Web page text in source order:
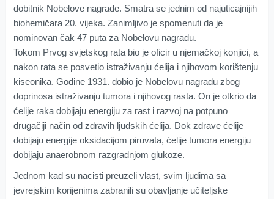
dobitnik Nobelove nagrade. Smatra se jednim od najuticajnijih
biohemičara 20. vijeka. Zanimljivo je spomenuti da je
nominovan čak 47 puta za Nobelovu nagradu.
Tokom Prvog svjetskog rata bio je oficir u njemačkoj konjici, a
nakon rata se posvetio istraživanju ćelija i njihovom korištenju
kiseonika. Godine 1931. dobio je Nobelovu nagradu zbog
doprinosa istraživanju tumora i njihovog rasta. On je otkrio da
ćelije raka dobijaju energiju za rast i razvoj na potpuno
drugačiji način od zdravih ljudskih ćelija. Dok zdrave ćelije
dobijaju energije oksidacijom piruvata, ćelije tumora energiju
dobijaju anaerobnom razgradnjom glukoze.
Jednom kad su nacisti preuzeli vlast, svim ljudima sa
jevrejskim korijenima zabranili su obavljanje učiteljske